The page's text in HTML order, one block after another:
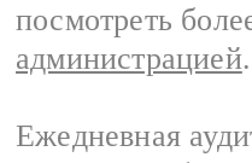
посмотреть
администрацией.
Ежедневная